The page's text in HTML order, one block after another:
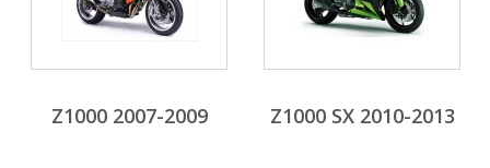
Z1000 2007-2009 Z1000 SX 2010-2013